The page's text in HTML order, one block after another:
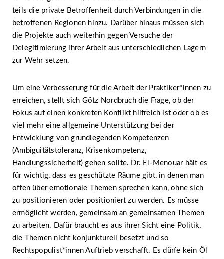
teils die private Betroffenheit durch Verbindungen in die
betroffenen Regionen hinzu. Darüber hinaus müssen sich
die Projekte auch weiterhin gegen Versuche der
Delegitimierung ihrer Arbeit aus unterschiedlichen Lagern
zur Wehr setzen.
Um eine Verbesserung für die Arbeit der Praktiker*innen zu
erreichen, stellt sich Götz Nordbruch die Frage, ob der
Fokus auf einen konkreten Konflikt hilfreich ist oder ob es
viel mehr eine allgemeine Unterstützung bei der
Entwicklung von grundlegenden Kompetenzen
(Ambiguitätstoleranz, Krisenkompetenz,
Handlungssicherheit) gehen sollte. Dr. El-Menouar hält es
für wichtig, dass es geschützte Räume gibt, in denen man
offen über emotionale Themen sprechen kann, ohne sich
zu positionieren oder positioniert zu werden. Es müsse
ermöglicht werden, gemeinsam an gemeinsamen Themen
zu arbeiten. Dafür braucht es aus ihrer Sicht eine Politik,
die Themen nicht konjunkturell besetzt und so
Rechtspopulist*innen Auftrieb verschafft. Es dürfe kein Öl